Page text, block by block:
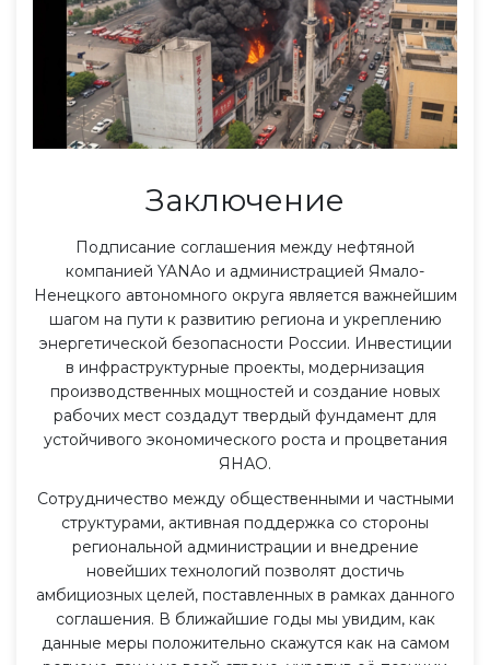
Заключение
Подписание соглашения между нефтяной
компанией YANAo и администрацией Ямало-
Ненецкого автономного округа является важнейшим
шагом на пути к развитию региона и укреплению
энергетической безопасности России. Инвестиции
в инфраструктурные проекты, модернизация
производственных мощностей и создание новых
рабочих мест создадут твердый фундамент для
устойчивого экономического роста и процветания
ЯНАО.
Сотрудничество между общественными и частными
структурами, активная поддержка со стороны
региональной администрации и внедрение
новейших технологий позволят достичь
амбициозных целей, поставленных в рамках данного
соглашения. В ближайшие годы мы увидим, как
данные меры положительно скажутся как на самом